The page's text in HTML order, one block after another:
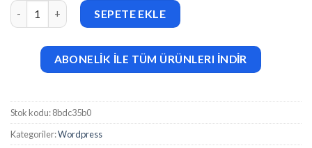
Doma v3.1.1 Google AMP Multi Vendor WooCommerce Theme
SEPETE EKLE
ABONELİK İLE TÜM ÜRÜNLERI İNDİR
Stok kodu:8bdc35b0
Kategoriler:Wordpress